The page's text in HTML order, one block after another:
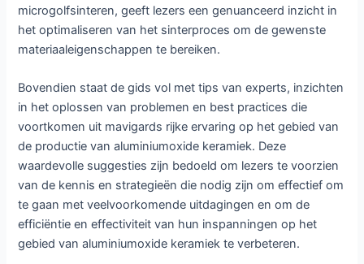
microgolfsinteren, geeft lezers een genuanceerd inzicht in
het optimaliseren van het sinterproces om de gewenste
materiaaleigenschappen te bereiken.
Bovendien staat de gids vol met tips van experts, inzichten
in het oplossen van problemen en best practices die
voortkomen uit mavigards rijke ervaring op het gebied van
de productie van aluminiumoxide keramiek. Deze
waardevolle suggesties zijn bedoeld om lezers te voorzien
van de kennis en strategieën die nodig zijn om effectief om
te gaan met veelvoorkomende uitdagingen en om de
efficiëntie en effectiviteit van hun inspanningen op het
gebied van aluminiumoxide keramiek te verbeteren.